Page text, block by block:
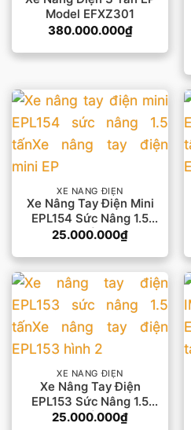
Model EFXZ301
380.000.000₫
XE NÂNG ĐIỆN
Xe Nâng Tay Điện Mini
EPL154 Sức Nâng 1.5
Tấn
25.000.000₫
XE NÂNG ĐIỆN
Xe Nâng Tay Điện
EPL153 Sức Nâng 1.5
Tấn
25.000.000₫